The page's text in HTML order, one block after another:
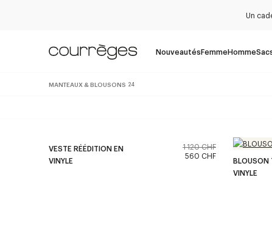
Un
NouveautésFemmeHomme
MANTEAUX & BLOUSONS 24
VESTE RÉÉDITION EN
VINYLE
1 120 CHF
560 CHF
BLOUSON
VINYLE